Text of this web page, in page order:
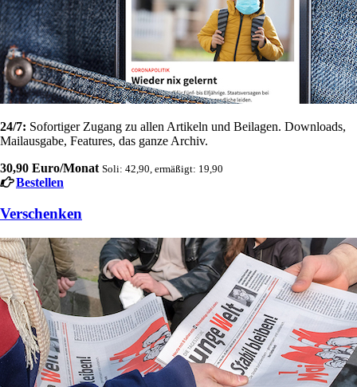
24/7: Sofortiger Zugang zu allen Artikeln und Beilagen. Downloads,
Mailausgabe, Features, das ganze Archiv.
30,90 Euro/Monat Soli: 42,90, ermäßigt: 19,90
Bestellen
Verschenken